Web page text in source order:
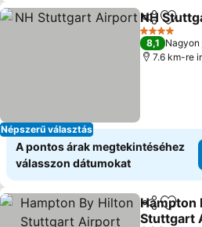
Népszerű választás
Megosztás
NH
4 Kategória
8,1 Nagyon
7.6 km-re
A pontos árak megtekintéséhez
válasszon dátumokat
Megosztás
Hampton
Stuttgart